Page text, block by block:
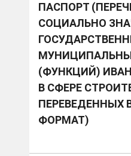
ПАСПОРТ
СОЦИАЛЬНО
(ФУНКЦИЙ)
В СФЕРЕ
ПЕРЕВЕДЕННЫХ
ФОРМАТ)